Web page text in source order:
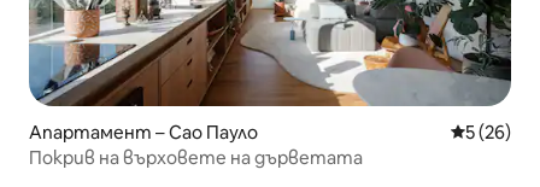
Апартамент – Сао Пауло Средна
5 (26)
Покрив на върховете на дърветата